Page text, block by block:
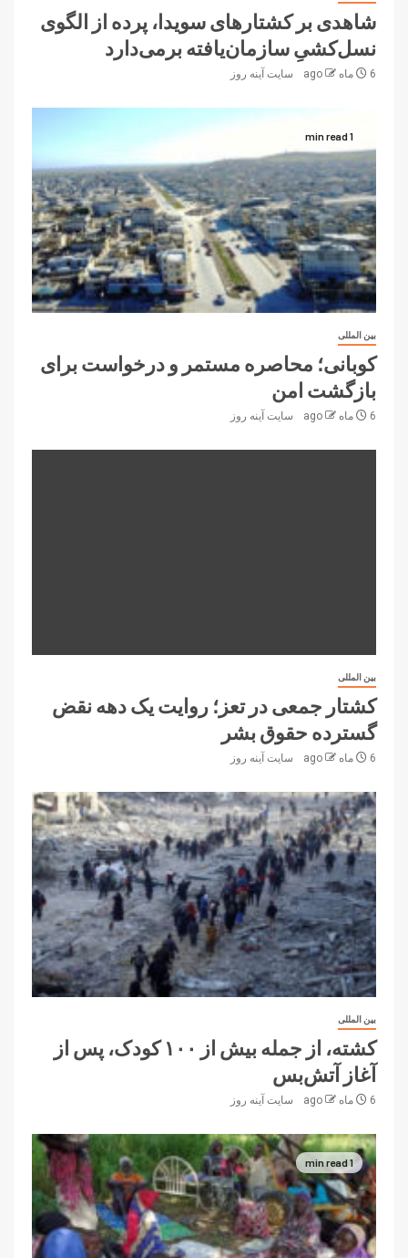
شاهدی بر کشتارهای سویدا، پرده از الگوی
نسل‌کشیِ سازمان‌یافته برمی‌دارد
6 ماه ago سایت آینه‌ روز
1 min read
بین المللی
کوبانی؛ محاصره مستمر و درخواست‌ برای
بازگشت امن
6 ماه ago سایت آینه‌ روز
بین المللی
کشتار جمعی در تعز؛ روایت یک دهه نقض
گسترده حقوق بشر
6 ماه ago سایت آینه‌ روز
بین المللی
کشته، از جمله بیش از ۱۰۰ کودک، پس از
آغاز آتش‌بس
6 ماه ago سایت آینه‌ روز
1 min read